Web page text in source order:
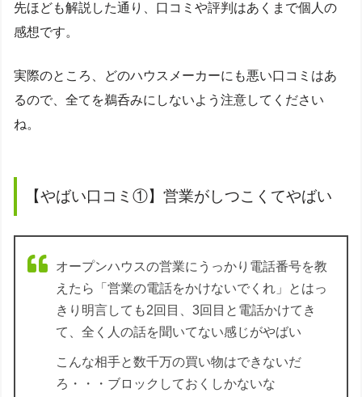
先ほども解説した通り、口コミや評判はあくまで個人の
感想です。
実際のところ、どのハウスメーカーにも悪い口コミはあ
るので、全てを鵜呑みにしないよう注意してください
ね。
【やばい口コミ①】営業がしつこくてやばい
オープンハウスの営業にうっかり電話番号を教
えたら「営業の電話をかけないでくれ」とはっ
きり明言しても2回目、3回目と電話かけてき
て、全く人の話を聞いてない感じがやばい
こんな相手と数千万の買い物はできないだ
ろ・・・ブロックしておくしかないな